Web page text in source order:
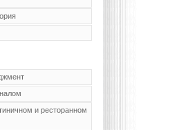
и ресторанном